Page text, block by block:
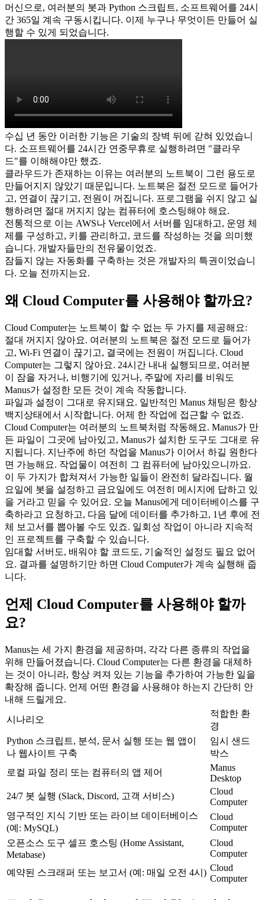
머신으로, 여러분의 봇과 Python 스크립트, 소프트웨어를 24시
간 365일 계속 구동시킵니다. 이제 누구나 무엇이든 만들어 실
행할 수 있게 되었습니다.
수십 년 동안 이러한 기능은 기술의 장벽 뒤에 갇혀 있었습니
다. 소프트웨어를 24시간 연중무휴로 실행하려면 "클라우
드"를 이해해야만 했죠.
클라우드가 존재하는 이유는 여러분의 노트북이 그런 용도로
만들어지지 않았기 때문입니다. 노트북은 절전 모드로 들어가
고, 연결이 끊기고, 전원이 꺼집니다. 프로그램을 쉬지 않고 실
행하려면 절대 꺼지지 않는 컴퓨터에 호스팅해야 해요.
전통적으로 이는 AWS나 Vercel에서 서버를 임대하고, 운영 체
제를 구성하고, 키를 관리하고, 코드를 작성하는 것을 의미했
습니다. 개발자들만의 전유물이었죠.
잠들지 않는 자동화를 구축하는 것은 개발자의 특권이었습니
다. 오늘 전까지는요.
왜 Cloud Computer를 사용해야 할까요?
Cloud Computer는 노트북이 할 수 없는 두 가지를 제공해요:
절대 꺼지지 않아요. 여러분의 노트북은 절전 모드로 들어가
고, Wi-Fi 연결이 끊기고, 결국에는 전원이 꺼집니다. Cloud
Computer는 그렇지 않아요. 24시간 내내 실행되므로, 여러분
이 잠을 자거나, 비행기에 있거나, 주말에 자리를 비워도
Manus가 설정한 모든 것이 계속 작동합니다.
파일과 설정이 그대로 유지돼요. 일반적인 Manus 채팅은 항상
백지상태에서 시작합니다. 어제 한 작업에 접근할 수 없죠.
Cloud Computer는 여러분의 노트북처럼 작동해요. Manus가 만
든 파일이 그곳에 남아있고, Manus가 설치한 도구도 그대로 유
지됩니다. 지난주에 하던 작업을 Manus가 이어서 하길 원한다
면 가능해요. 작업물이 여전히 그 컴퓨터에 남아있으니까요.
이 두 가지가 합쳐져서 가능한 일들이 완전히 달라집니다. 월
요일에 봇을 설정하고 금요일에도 여전히 메시지에 답하고 있
을 거라고 믿을 수 있어요. 오늘 Manus에게 데이터베이스를 구
축하라고 요청하고, 다음 달에 데이터를 추가하고, 1년 후에 전
체 보고서를 뽑아볼 수도 있죠. 일회성 작업이 아니라 지속적
인 프로젝트를 구축할 수 있습니다.
임대할 서버도, 배워야 할 코드도, 기술적인 설정도 필요 없어
요. 결과를 설명하기만 하면 Cloud Computer가 계속 실행해 줍
니다.
언제 Cloud Computer를 사용해야 할까
요?
Manus는 세 가지 환경을 제공하며, 각각 다른 종류의 작업을
위해 만들어졌습니다. Cloud Computer는 다른 환경을 대체하
는 것이 아니라, 항상 켜져 있는 기능을 추가하여 가능한 일을
확장해 줍니다. 언제 어떤 환경을 사용해야 하는지 간단히 안
내해 드릴게요.
시나리오
적합한 환
경
Python 스크립트, 분석, 문서 실행 또는 웹 앱이
나 웹사이트 구축
임시 샌드
박스
로컬 파일 정리 또는 컴퓨터의 앱 제어
Manus
Desktop
24/7 봇 실행 (Slack, Discord, 고객 서비스)
Cloud
Computer
영구적인 지식 기반 또는 라이브 데이터베이스
(예: MySQL)
Cloud
Computer
오픈소스 도구 셀프 호스팅 (Home Assistant,
Metabase)
Cloud
Computer
예약된 스크래퍼 또는 보고서 (예: 매일 오전 4시) Cloud
Computer